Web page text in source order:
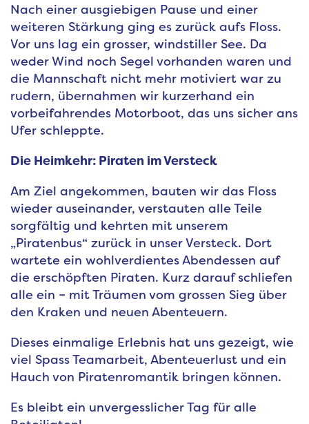
Nach einer ausgiebigen Pause und einer
weiteren Stärkung ging es zurück aufs Floss.
Vor uns lag ein grosser, windstiller See. Da
weder Wind noch Segel vorhanden waren und
die Mannschaft nicht mehr motiviert war zu
rudern, übernahmen wir kurzerhand ein
vorbeifahrendes Motorboot, das uns sicher ans
Ufer schleppte.
Die Heimkehr: Piraten im Versteck
Am Ziel angekommen, bauten wir das Floss
wieder auseinander, verstauten alle Teile
sorgfältig und kehrten mit unserem
„Piratenbus“ zurück in unser Versteck. Dort
wartete ein wohlverdientes Abendessen auf
die erschöpften Piraten. Kurz darauf schliefen
alle ein – mit Träumen vom grossen Sieg über
den Kraken und neuen Abenteuern.
Dieses einmalige Erlebnis hat uns gezeigt, wie
viel Spass Teamarbeit, Abenteuerlust und ein
Hauch von Piratenromantik bringen können.
Es bleibt ein unvergesslicher Tag für alle